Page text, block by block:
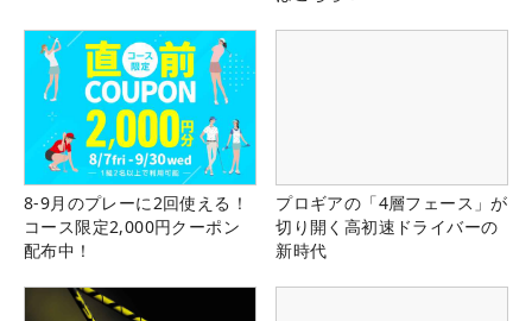
8-9月のプレーに2回使える！
コース限定2,000円クーポン
配布中！
プロギアの「4層フェース」が
切り開く高初速ドライバーの
新時代